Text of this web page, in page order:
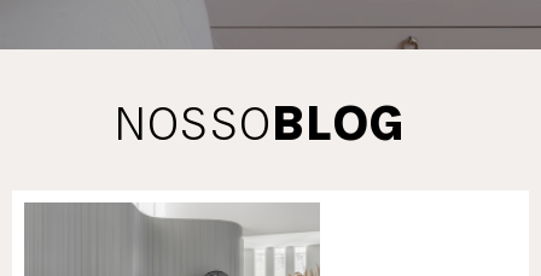
NOSSOBLOG